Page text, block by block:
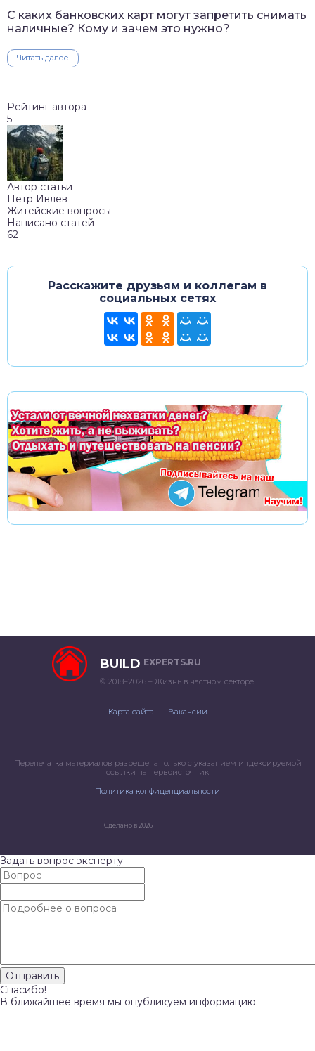
С каких банковских карт могут запретить снимать
наличные? Кому и зачем это нужно?
Читать далее
Рейтинг автора
5
Автор статьи
Петр Ивлев
Житейские вопросы
Написано статей
62
Расскажите друзьям и коллегам в
социальных сетях
BUILD EXPERTS.RU
© 2018–2026 – Жизнь в частном секторе
Карта сайта Вакансии
Перепечатка материалов разрешена только с указанием индексируемой
ссылки на первоисточник
Политика конфиденциальности
Сделано в 2026
Задать вопрос эксперту
Спасибо!
В ближайшее время мы опубликуем информацию.